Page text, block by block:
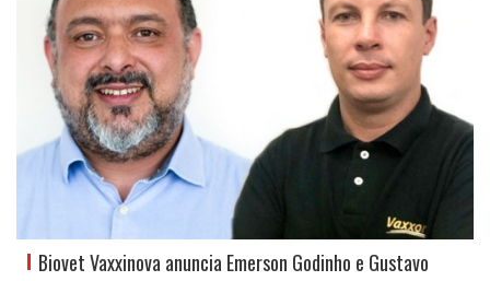
Biovet Vaxxinova anuncia Emerson Godinho e Gustavo